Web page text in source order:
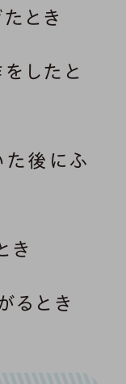
とき
したと
た後にふ
き
るとき